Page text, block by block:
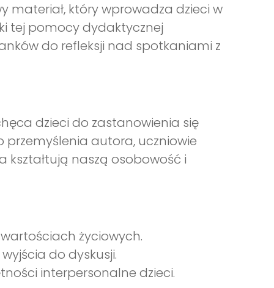
materiał, który wprowadza dzieci w
tej pomocy dydaktycznej
do refleksji nad spotkaniami z
dzieci do zastanowienia się
przemyślenia autora, uczniowie
kształtują naszą osobowość i
życiowych.
do dyskusji.
interpersonalne dzieci.